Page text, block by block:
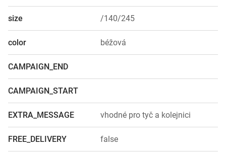
size /140/245
color béžová
CAMPAIGN_END
CAMPAIGN_START
EXTRA_MESSAGE vhodné pro tyč a kolejnici
FREE_DELIVERY false